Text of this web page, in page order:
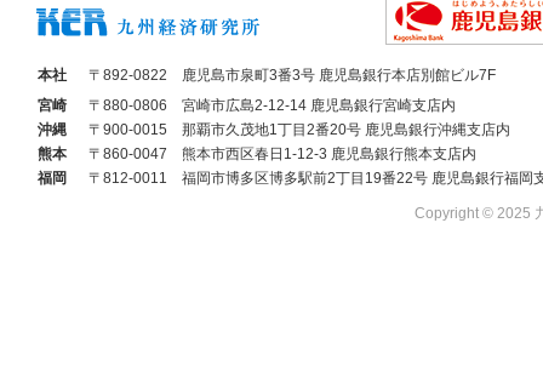
本社 〒892-0822
鹿児島市泉町3番3号 鹿児島銀行本店別館ビル7F
宮崎
〒880-0806
宮崎市広島2-12-14 鹿児島銀行宮崎支店内
沖縄
〒900-0015
那覇市久茂地1丁目2番20号 鹿児島銀行沖縄支店内
熊本
〒860-0047
熊本市西区春日1-12-3 鹿児島銀行熊本支店内
福岡
〒812-0011 福岡市博多区博多駅前2丁目19番22号 鹿児島銀行福岡
Copyright © 2025